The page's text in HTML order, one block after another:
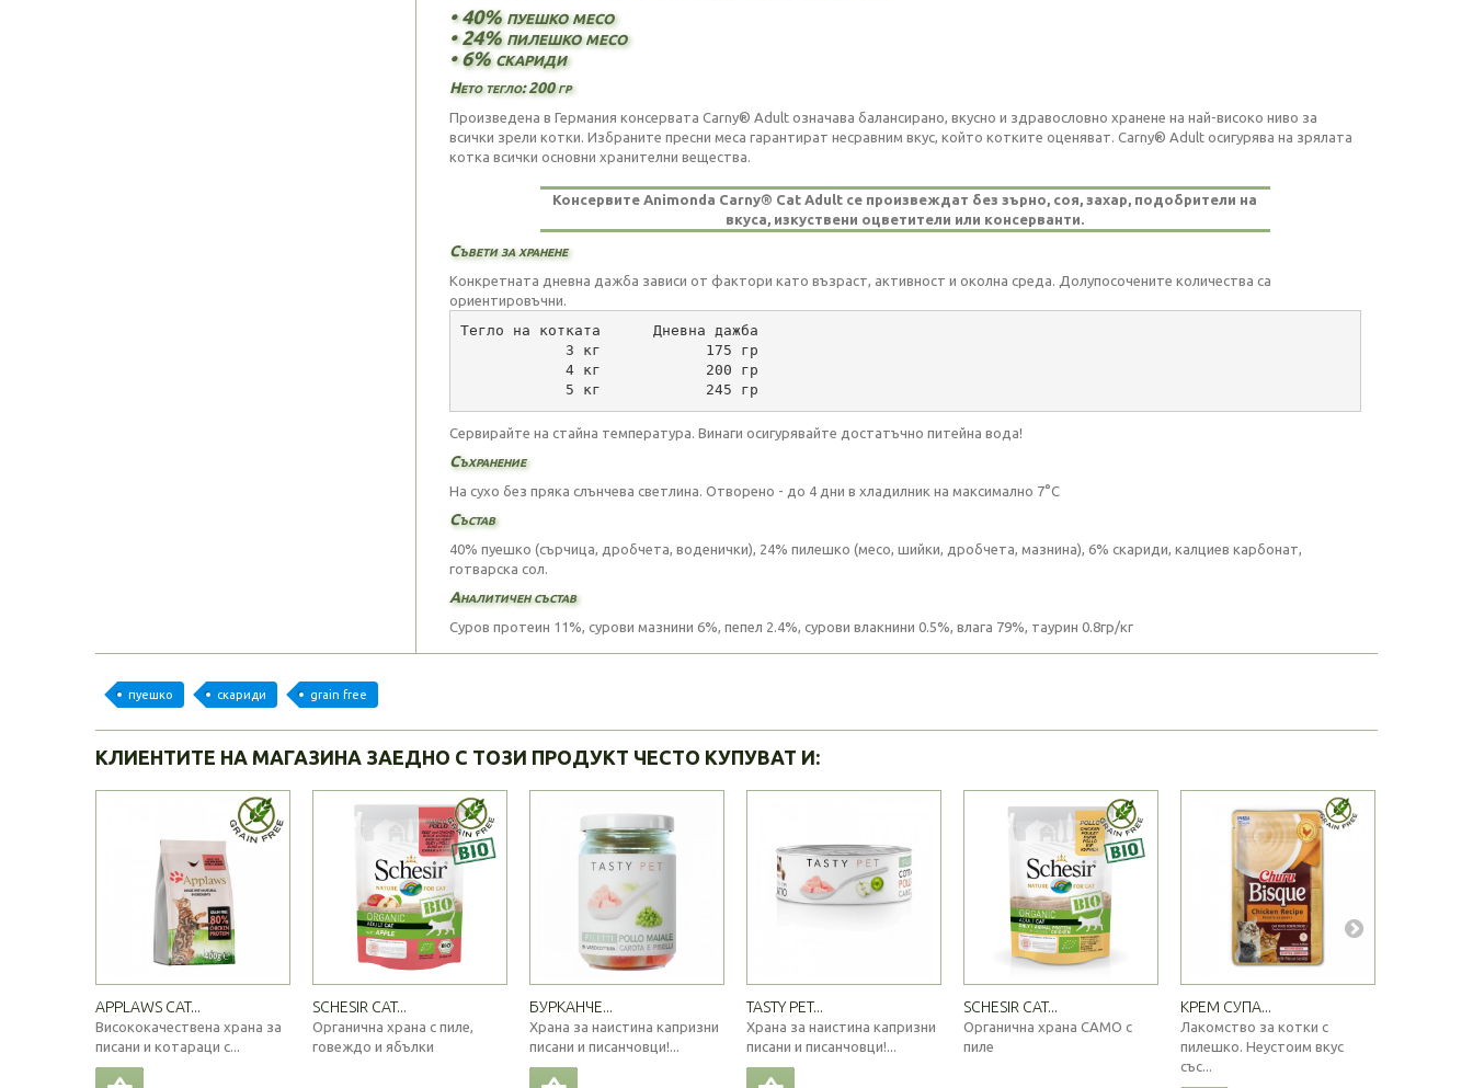
• 40% пуешко месо
• 24% пилешко месо
• 6% скариди
Нето тегло: 200 гр
Произведена в Германия консервата Carny® Adult означава балансирано, вкусно и здравословно хранене на най-високо ниво за
всички зрели котки. Избраните пресни меса гарантират несравним вкус, който котките оценяват. Carny® Adult осигурява на зрялата
котка всички основни хранителни вещества.
Консервите Animonda Carny® Cat Adult се произвеждат без зърно, соя, захар, подобрители на
вкуса, изкуствени оцветители или консерванти.
Съвети за хранене
Конкретната дневна дажба зависи от фактори като възраст, активност и околна среда. Долупосочените количества са
ориентировъчни.
Тегло на котката      Дневна дажба
            3 кг            175 гр
            4 кг            200 гр
            5 кг            245 гр
Сервирайте на стайна температура. Винаги осигурявайте достатъчно питейна вода!
Съхранение
На сухо без пряка слънчева светлина. Отворено - до 4 дни в хладилник на максимално 7°C
Състав
40% пуешко (сърчица, дробчета, воденички), 24% пилешко (месо, шийки, дробчета, мазнина), 6% скариди, калциев карбонат,
готварска сол.
Аналитичен състав
Суров протеин 11%, сурови мазнини 6%, пепел 2.4%, сурови влакнини 0.5%, влага 79%, таурин 0.8гр/кг
пуешко скариди grain free
КЛИЕНТИТЕ НА МАГАЗИНА ЗАЕДНО С ТОЗИ ПРОДУКТ ЧЕСТО КУПУВАТ И:
APPLAWS CAT...
Висококачествена храна за
писани и котараци с...
SCHESIR CAT...
Органична храна с пиле,
говеждо и ябълки
БУРКАНЧЕ...
Храна за наистина капризни
писани и писанчовци!...
TASTY PET...
Храна за наистина капризни
писани и писанчовци!...
SCHESIR CAT...
Органична храна САМО с
пиле
КРЕМ СУПА...
Лакомство за котки с
пилешко. Неустоим вкус
със...